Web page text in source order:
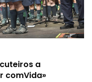
a
comVida»